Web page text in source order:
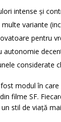
intense și
variante
pentru
autonomie
considerate
modul în
filme SF.
stil de viață